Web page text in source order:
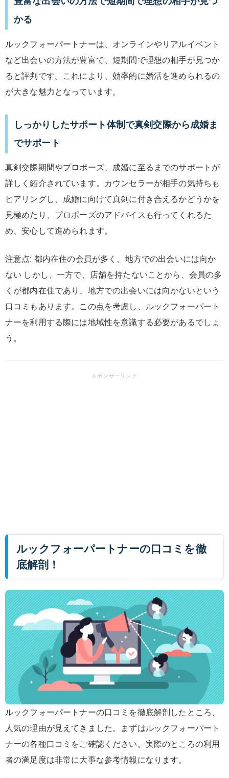
かる
ルックフォーパートナーは、オンラインやリアルイベント
など出会いの方法が豊富で、短期間で理想の相手が見つか
ると評判です。これにより、効率的に婚活を進められるの
が大きな魅力となっています。
しっかりしたサポート体制で真剣交際から成婚ま
でサポート
真剣交際期間やプロポーズ、成婚に至るまでのサポートが
詳しく紹介されています。カウンセラーが相手の気持ちも
ヒアリングし、成婚に向けて真剣に付き合えるかどうかを
見極めたり、プロポーズのアドバイスも行ってくれるた
め、安心して進められます。
注意点: 都内在住の会員が多く、地方での出会いには向か
ない しかし、一方で、店舗を持たないことから、会員の多
くが都内在住であり、地方での出会いには向かないという
口コミもあります。この点を考慮し、ルックフォーパート
ナーを利用する際には地域性を意識する必要があるでしょ
う。
ルックフォーパートナーの口コミを徹
底解剖！
ルックフォーパートナーの口コミを徹底解剖したところ、
人気の理由が見えてきました。まずはルックフォーパート
ナーの各種口コミをご確認ください。実際のところの利用
者の満足度は非常に大事な参考情報になります。